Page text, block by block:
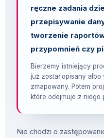
ręczne zadania
przepisywanie
tworzenie
przypomnień czy
Bierzemy istniejący
już został opisany
zmapowany. Potem
które odejmuje z niego
Nie chodzi o